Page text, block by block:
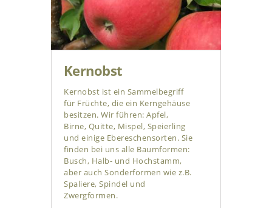
Kernobst
Kernobst ist ein Sammelbegriff
für Früchte, die ein Kerngehäuse
besitzen. Wir führen: Apfel,
Birne, Quitte, Mispel, Speierling
und einige Ebereschensorten. Sie
finden bei uns alle Baumformen:
Busch, Halb- und Hochstamm,
aber auch Sonderformen wie z.B.
Spaliere, Spindel und
Zwergformen.